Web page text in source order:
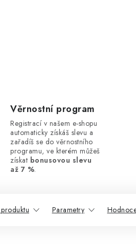
Věrnostní program
Registrací v našem e-shopu
automaticky získáš slevu a
zařadíš se do věrnostního
programu, ve kterém můžeš
získat bonusovou slevu
až 7 %.
Parametry